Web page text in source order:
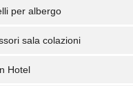
per albergo
sala colazioni
Hotel